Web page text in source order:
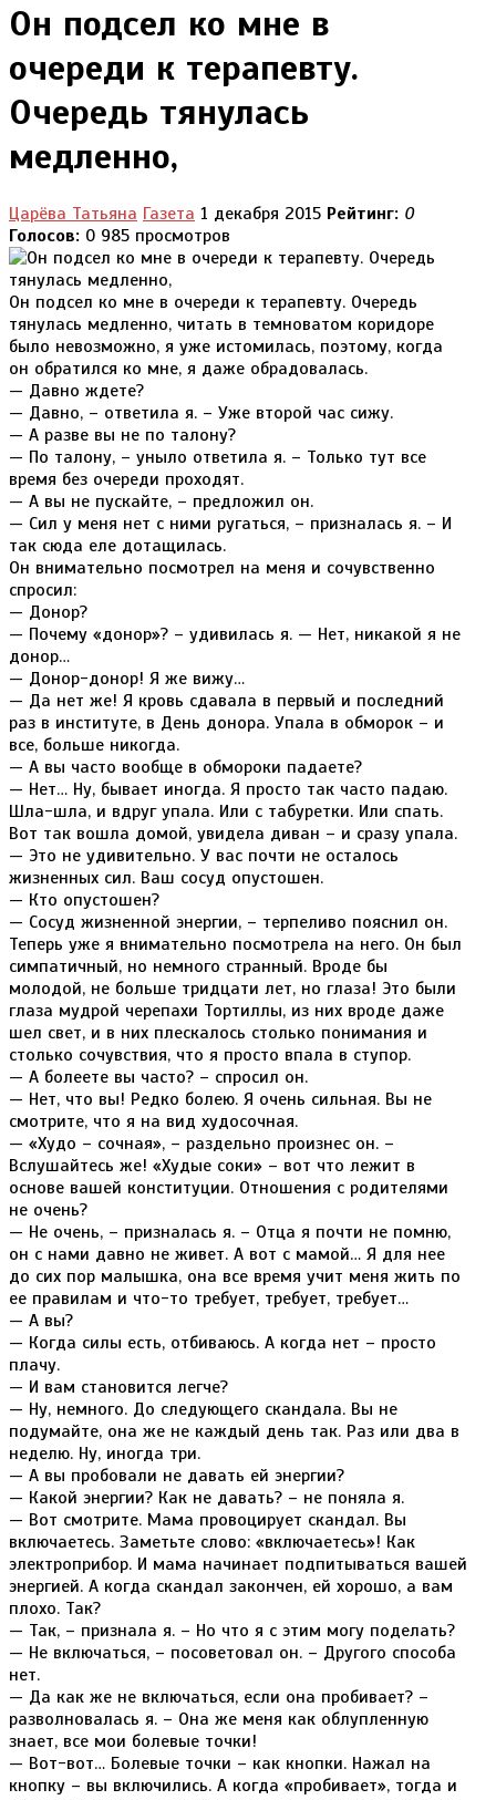
Он подсел ко мне в
очереди к терапевту.
Очередь тянулась
медленно,
Царёва Татьяна Газета 1 декабря 2015 Рейтинг: 0
Голосов: 0 985 просмотров
Он подсел ко мне в очереди к терапевту. Очередь
тянулась медленно, читать в темноватом коридоре
было невозможно, я уже истомилась, поэтому, когда
он обратился ко мне, я даже обрадовалась.
— Давно ждете?
— Давно, – ответила я. – Уже второй час сижу.
— А разве вы не по талону?
— По талону, – уныло ответила я. – Только тут все
время без очереди проходят.
— А вы не пускайте, – предложил он.
— Сил у меня нет с ними ругаться, – призналась я. – И
так сюда еле дотащилась.
Он внимательно посмотрел на меня и сочувственно
спросил:
— Донор?
— Почему «донор»? – удивилась я. — Нет, никакой я не
донор…
— Донор-донор! Я же вижу…
— Да нет же! Я кровь сдавала в первый и последний
раз в институте, в День донора. Упала в обморок – и
все, больше никогда.
— А вы часто вообще в обмороки падаете?
— Нет… Ну, бывает иногда. Я просто так часто падаю.
Шла-шла, и вдруг упала. Или с табуретки. Или спать.
Вот так вошла домой, увидела диван – и сразу упала.
— Это не удивительно. У вас почти не осталось
жизненных сил. Ваш сосуд опустошен.
— Кто опустошен?
— Сосуд жизненной энергии, – терпеливо пояснил он.
Теперь уже я внимательно посмотрела на него. Он был
симпатичный, но немного странный. Вроде бы
молодой, не больше тридцати лет, но глаза! Это были
глаза мудрой черепахи Тортиллы, из них вроде даже
шел свет, и в них плескалось столько понимания и
столько сочувствия, что я просто впала в ступор.
— А болеете вы часто? – спросил он.
— Нет, что вы! Редко болею. Я очень сильная. Вы не
смотрите, что я на вид худосочная.
— «Худо – сочная», – раздельно произнес он. –
Вслушайтесь же! «Худые соки» – вот что лежит в
основе вашей конституции. Отношения с родителями
не очень?
— Не очень, – призналась я. – Отца я почти не помню,
он с нами давно не живет. А вот с мамой… Я для нее
до сих пор малышка, она все время учит меня жить по
ее правилам и что-то требует, требует, требует…
— А вы?
— Когда силы есть, отбиваюсь. А когда нет – просто
плачу.
— И вам становится легче?
— Ну, немного. До следующего скандала. Вы не
подумайте, она же не каждый день так. Раз или два в
неделю. Ну, иногда три.
— А вы пробовали не давать ей энергии?
— Какой энергии? Как не давать? – не поняла я.
— Вот смотрите. Мама провоцирует скандал. Вы
включаетесь. Заметьте слово: «включаетесь»! Как
электроприбор. И мама начинает подпитываться вашей
энергией. А когда скандал закончен, ей хорошо, а вам
плохо. Так?
— Так, – признала я. – Но что я с этим могу поделать?
— Не включаться, – посоветовал он. – Другого способа
нет.
— Да как же не включаться, если она пробивает? –
разволновалась я. – Она же меня как облупленную
знает, все мои болевые точки!
— Вот-вот… Болевые точки – как кнопки. Нажал на
кнопку – вы включились. А когда «пробивает», тогда и